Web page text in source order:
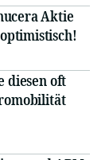
Aktie
diesen oft